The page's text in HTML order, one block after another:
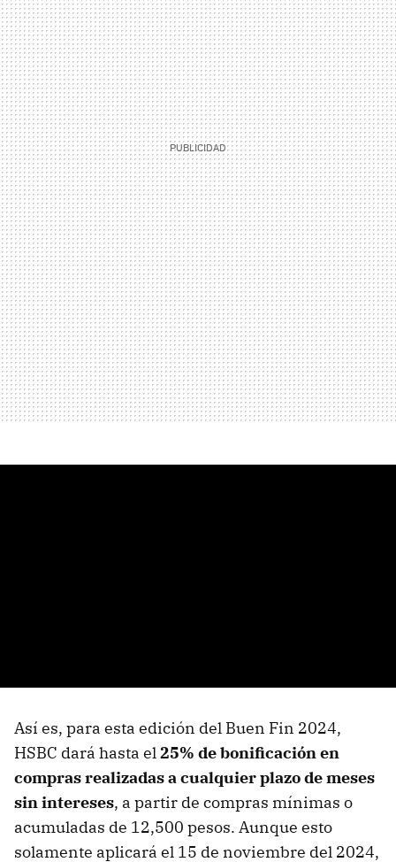
Así es, para esta edición del Buen Fin 2024,
HSBC dará hasta el25% de bonificación en
compras realizadas a cualquier plazo de meses
sin intereses, a partir de compras mínimas o
acumuladas de 12,500 pesos. Aunque esto
solamente aplicará el 15 de noviembre del 2024,